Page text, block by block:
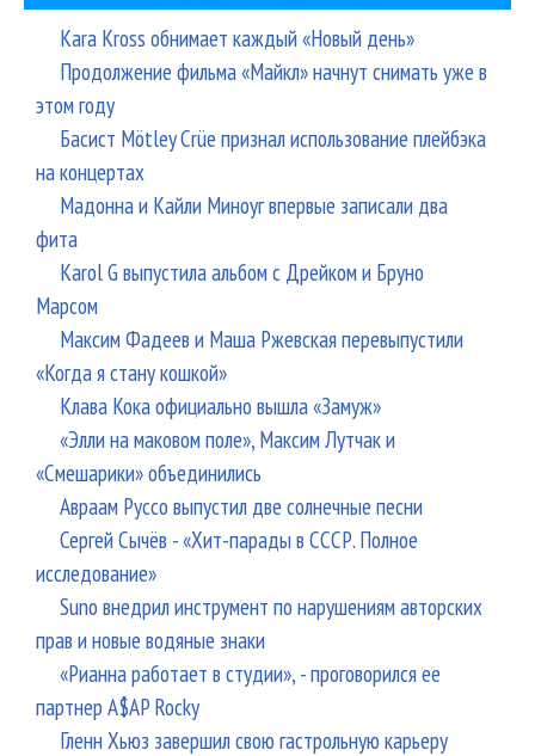
Kara Kross обнимает каждый «Новый день»
Продолжение фильма «Майкл» начнут снимать уже в
этом году
Басист Mötley Crüe признал использование плейбэка
на концертах
Мадонна и Кайли Миноуг впервые записали два
фита
Karol G выпустила альбом с Дрейком и Бруно
Марсом
Максим Фадеев и Маша Ржевская перевыпустили
«Когда я стану кошкой»
Клава Кока официально вышла «Замуж»
«Элли на маковом поле», Максим Лутчак и
«Смешарики» объединились
Авраам Руссо выпустил две солнечные песни
Сергей Сычёв - «Хит-парады в СССР. Полное
исследование»
Suno внедрил инструмент по нарушениям авторских
прав и новые водяные знаки
«Рианна работает в студии», - проговорился ее
партнер A$AP Rocky
Гленн Хьюз завершил свою гастрольную карьеру